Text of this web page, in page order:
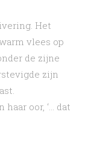
Het
vlees op
de zijne
zijn
oor, ‘… dat